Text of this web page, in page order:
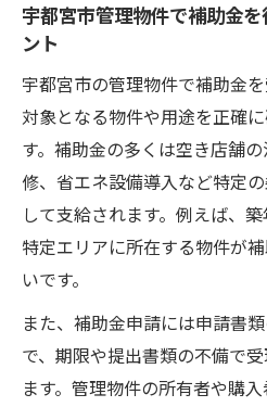
宇都宮市管理物件で補助金
ント
宇都宮市の管理物件で補助金
対象となる物件や用途を正確
す。補助金の多くは空き店舗
修、省エネ設備導入など特定
して支給されます。例えば、
特定エリアに所在する物件が
いです。
また、補助金申請には申請書
で、期限や提出書類の不備で
ます。管理物件の所有者や購